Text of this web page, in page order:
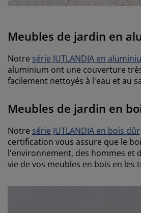
Meubles de jardin en
Notre série JUTLANDIA en
aluminium ont une couverture
facilement nettoyés à l'eau et au
Meubles de jardin en
Notre série JUTLANDIA en bois dûr
certification vous assure que le
l'environnement, des hommes et
vie de vos meubles en bois en les